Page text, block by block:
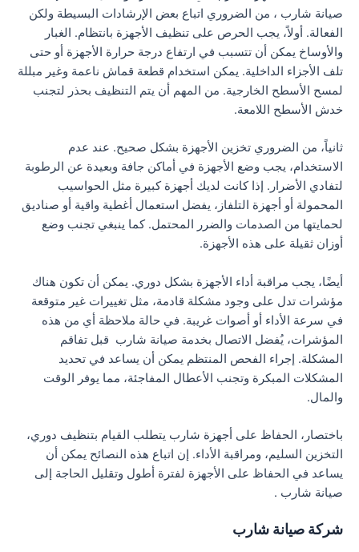
صيانة شارب ، من الضروري اتباع بعض الإرشادات البسيطة ولكن
الفعالة. أولاً، يجب الحرص على تنظيف الأجهزة بانتظام. الغبار
والأوساخ يمكن أن تتسبب في ارتفاع درجة حرارة الأجهزة أو حتى
تلف الأجزاء الداخلية. يمكن استخدام قطعة قماش ناعمة وغير مبللة
لمسح الأسطح الخارجية. من المهم أن يتم التنظيف بحذر لتجنب
خدش الأسطح اللامعة.
ثانياً، من الضروري تخزين الأجهزة بشكل صحيح. عند عدم
الاستخدام، يجب وضع الأجهزة في أماكن جافة وبعيدة عن الرطوبة
لتفادي الأضرار. إذا كانت لديك أجهزة كبيرة مثل الحواسيب
المحمولة أو أجهزة التلفاز، يفضل استعمال أغطية واقية أو صناديق
لحمايتها من الصدمات والضرر المحتمل. كما ينبغي تجنب وضع
أوزان ثقيلة على هذه الأجهزة.
أيضًا، يجب مراقبة أداء الأجهزة بشكل دوري. يمكن أن تكون هناك
مؤشرات تدل على وجود مشكلة قادمة، مثل تغييرات غير متوقعة
في سرعة الأداء أو أصوات غريبة. في حالة ملاحظة أي من هذه
المؤشرات، يُفضل الاتصال بخدمة صيانة شارب قبل تفاقم
المشكلة. إجراء الفحص المنتظم يمكن أن يساعد في تحديد
المشكلات المبكرة وتجنب الأعطال المفاجئة، مما يوفر الوقت
والمال.
باختصار، الحفاظ على أجهزة شارب يتطلب القيام بتنظيف دوري،
التخزين السليم، ومراقبة الأداء. إن اتباع هذه النصائح يمكن أن
يساعد في الحفاظ على الأجهزة لفترة أطول وتقليل الحاجة إلى
صيانة شارب .
شركة صيانة شارب